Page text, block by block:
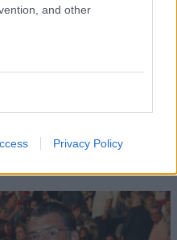
and other
Privacy Policy